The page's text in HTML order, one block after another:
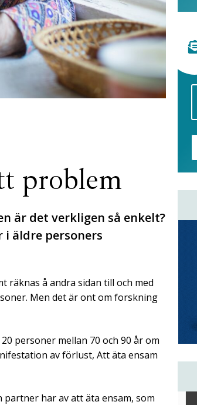
problem
är det verkligen så enkelt?
äldre personers
räknas å andra sidan till och med
Men det är ont om forskning
personer mellan 70 och 90 år om
av förlust, Att äta ensam
har av att äta ensam, som